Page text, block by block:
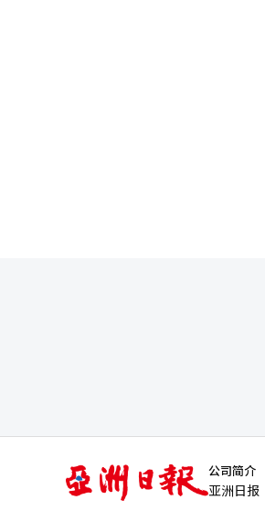
行了
入了
罢工
亚
洲
日
公司简介
亚洲日报